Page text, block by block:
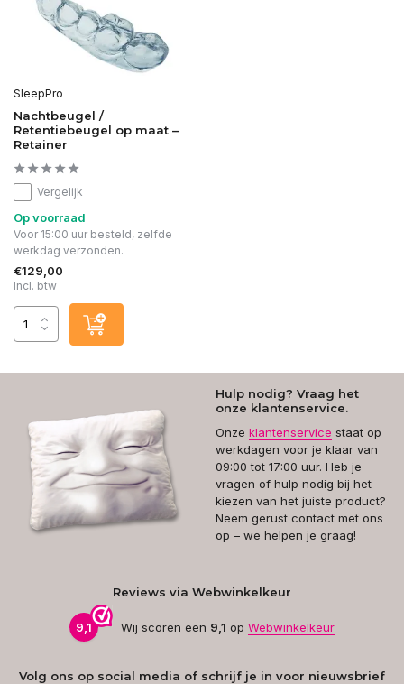
SleepPro
Nachtbeugel /
Retentiebeugel op maat –
Retainer
Vergelijk
Op voorraad
Voor 15:00 uur besteld, zelfde
werkdag verzonden.
€129,00
Incl. btw
Hulp nodig? Vraag het
onze klantenservice.
Onze klantenservice staat op
werkdagen voor je klaar van
09:00 tot 17:00 uur. Heb je
vragen of hulp nodig bij het
kiezen van het juiste product?
Neem gerust contact met ons
op – we helpen je graag!
Reviews via Webwinkelkeur
9,1 Wij scoren een 9,1 op Webwinkelkeur
Volg ons op social media of schrijf je in voor nieuwsbrief